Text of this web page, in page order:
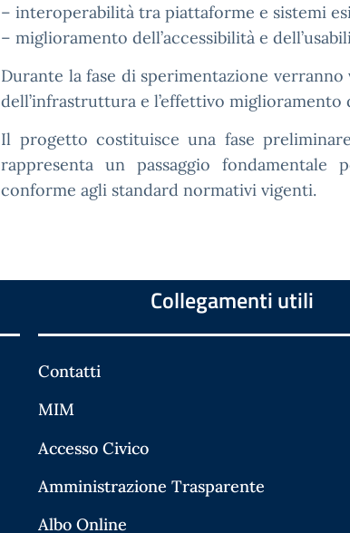
– interoperabilità tra piattaforme e sistemi
– miglioramento dell’accessibilità e
Durante la fase di sperimentazione
dell’infrastruttura e l’effettivo
Il progetto costituisce una fase
rappresenta un passaggio
conforme agli standard normativi vigenti.
Collegamenti utili
Contatti
MIM
Accesso Civico
Amministrazione Trasparente
Albo Online